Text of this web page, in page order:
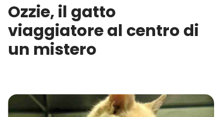
Ozzie, il gatto
viaggiatore al centro di
un mistero